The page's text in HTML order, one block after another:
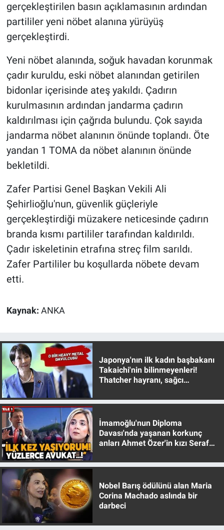
gerçekleştirilen basın açıklamasının ardından
partililer yeni nöbet alanına yürüyüş
gerçekleştirdi.
Yeni nöbet alanında, soğuk havadan korunmak
çadır kuruldu, eski nöbet alanından getirilen
bidonlar içerisinde ateş yakıldı. Çadırın
kurulmasının ardından jandarma çadırın
kaldırılması için çağrıda bulundu. Çok sayıda
jandarma nöbet alanının önünde toplandı. Öte
yandan 1 TOMA da nöbet alanının önünde
bekletildi.
Zafer Partisi Genel Başkan Vekili Ali
Şehirlioğlu'nun, güvenlik güçleriyle
gerçekleştirdiği müzakere neticesinde çadırın
branda kısmı partililer tarafından kaldırıldı.
Çadır iskeletinin etrafına streç film sarıldı.
Zafer Partililer bu koşullarda nöbete devam
etti.
Kaynak: ANKA
Japonya'nın ilk kadın başbakanı
Takaichi'nin bilinmeyenleri!
Thatcher hayranı, sağcı
İmamoğlu'nun Diploma
Davası'nda yaşanan korkunç
anları Ahmet Özer'in kızı Seraf
Nobel Barış ödülünü alan Maria
Corina Machado aslında bir
darbeci
Koronavirüs
Kültür Sanat
Ne demişti
Nedir
Popüler
Programlar
Sağlık
Spor
Teknoloji
Türkiye'nin Geleceği
Türkiye'nin Gündemi
Yerel Yaşam
Canlı Yayın